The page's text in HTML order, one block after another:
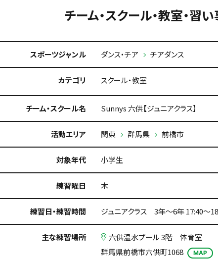
チーム・スクール・教室・習
スポーツジャンル ダンス・チア チアダンス
カテゴリ スクール・教室
チーム・スクール名 Sunnys 六供【ジュニアクラス】
活動エリア 関東 群馬県 前橋市
対象年代 小学生
練習曜日 木
練習日・練習時間 ジュニアクラス 3年～6年 17:40～
主な練習場所
六供温水プール 3階 体育室
群馬県前橋市六供町1068
MAP